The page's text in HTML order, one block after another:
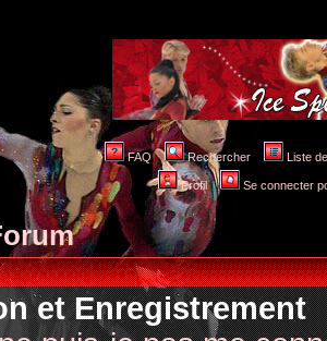
FAQ Rechercher Liste
Profil Se connecter
et Enregistrement